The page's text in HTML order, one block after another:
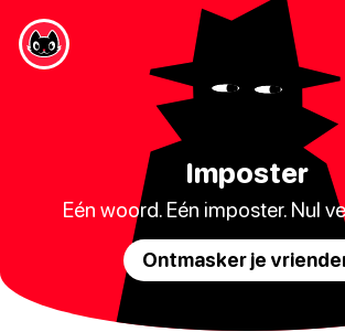
Imposter
Eén woord. Eén imposter. Nul
Ontmasker je